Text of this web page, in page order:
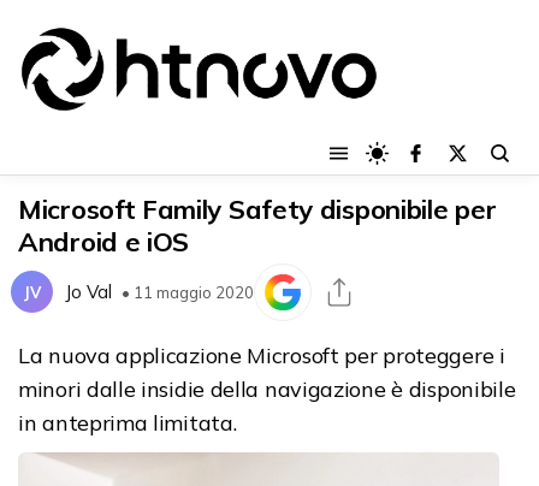
Microsoft Family Safety disponibile per
Android e iOS
JV Jo Val • 11 maggio 2020
La nuova applicazione Microsoft per proteggere i
minori dalle insidie della navigazione è disponibile
in anteprima limitata.